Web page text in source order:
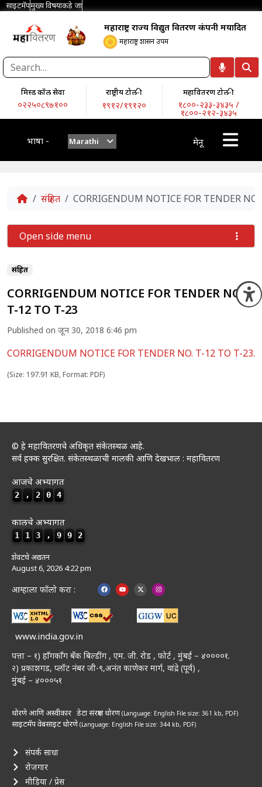
साइटमॅपमुख्य विषयाकडे जा
महाराष्ट्र राज्य विद्युत वितरण कंपनी मर्यादित
महाराष्ट्र शासन उपक्रम
मिस्ड कॉल सेवा
०२२५०८९७१००
राष्ट्रीय टोल-फ्री
१९१२/१९१२०
महावितरण टोल-फ्री
१८००-२३३-३४३५ /
१८००-२१२-३४३५
भाषा - Marathi मेनू
Home
संग्रहित CORRIGENDUM NOTICE FOR TENDER
संग्रहित
CORRIGENDUM NOTICE FOR TENDER NO.
T-12 TO T-23
Published on जून 30, 2018 6:46 pm
CORRIGENDUM NOTICE FOR TENDER NO. T-12 TO T-23.
(Size: 197.91 KB, Format: PDF)
Open side menu
© हे महावितरणचे अधिकृत संकेतस्थळ आहे.
सर्व हक्क सुरक्षित. संकेतस्थळाची मालकी आणि देखभाल : महावितरण
आजचे अभ्यागत
2 , 2 0 4
कालचे अभ्यागत
1 1 3 , 9 9 2
शेवटचे अद्यतन
August 6, 2026 4:22 pm
आम्हाला फॉलो करा :
www.india.gov.in
पत्ता – १) हॉंगकॉंग बँक बिल्डींग , एम. जी. रोड , फोर्ट , मुंबई – ४००००१.
२) प्रकाशगड, प्लॉट नंबर जी-९,अनंत काणेकर मार्ग, वांद्रे (पूर्व) ,
मुंबई – ४०००५१
धोरणे आणि अस्वीकार डेटा संरक्षण धोरण(Language: English File size: 361 kb, PDF)
साइटमॅपवेबसाइट धोरणे(Language: English File size: 344 kb, PDF)
संपर्क साधा
रोजगार
मीडिया / प्रेस